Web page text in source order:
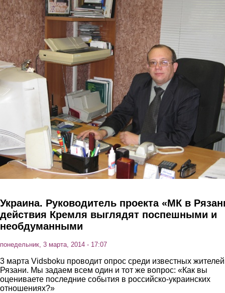
Перейти к основному содержанию
Украина. Руководитель проекта «МК в
действия Кремля выглядят поспешными и
необдуманными
понедельник, 3 марта, 2014 - 17:07
3 марта Vidsboku проводит опрос среди известных жителей
Рязани. Мы задаем всем один и тот же вопрос: «Как вы
оцениваете последние события в российско-украинских
отношениях?»